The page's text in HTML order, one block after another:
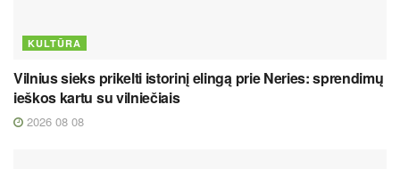
KULTŪRA
Vilnius sieks prikelti istorinį elingą prie Neries: sprendimų
ieškos kartu su vilniečiais
2026 08 08